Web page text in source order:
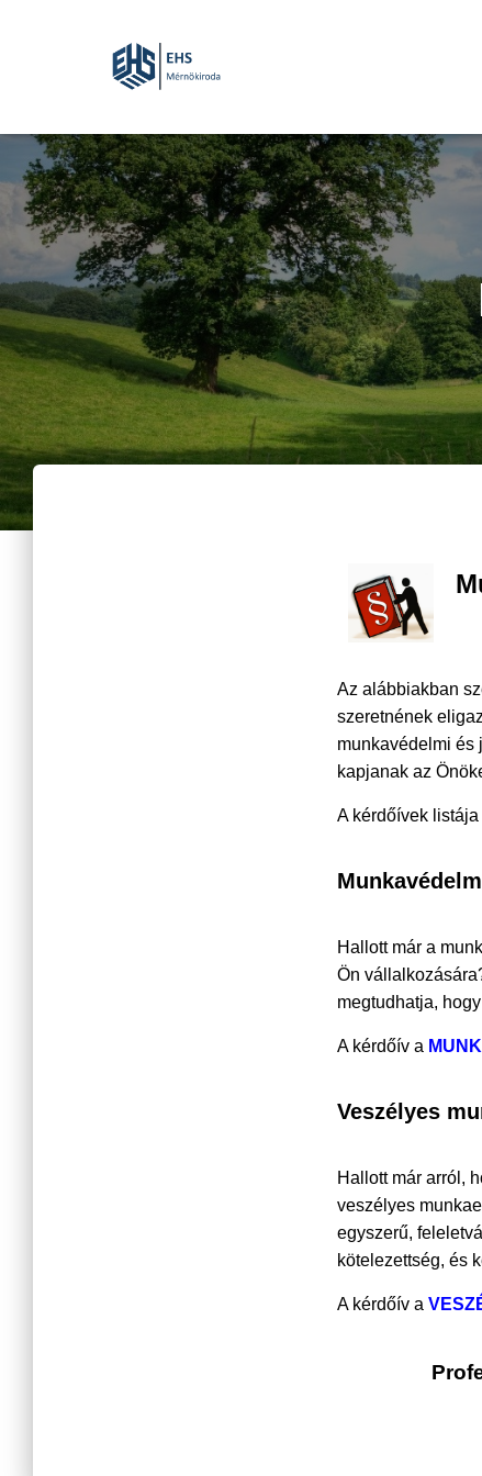
Az alábbiakban
szeretnének
munkavédelmi és
kapjanak az
A kérdőívek
Hallott már a
Ön
megtudhatja,
A kérdőív a
Veszélyes
Hallott már arról,
veszélyes
egyszerű,
kötelezettség, és
A kérdőív a